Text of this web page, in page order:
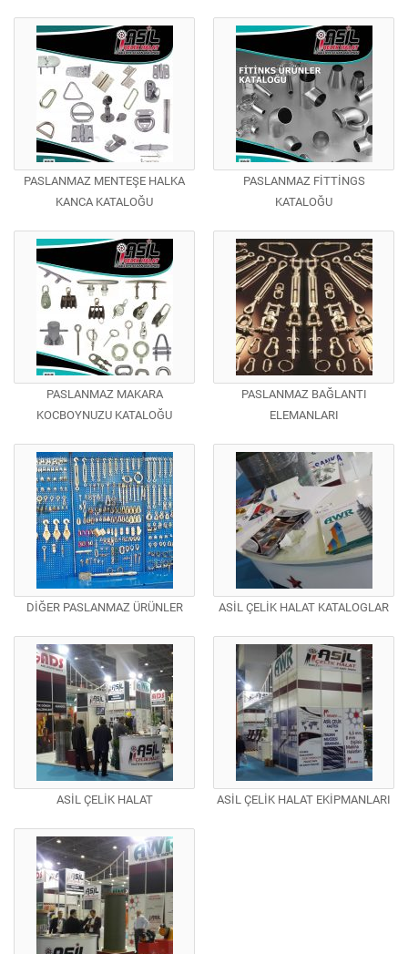
PASLANMAZ MENTEŞE HALKA
KANCA KATALOĞU
PASLANMAZ FİTTİNGS
KATALOĞU
PASLANMAZ MAKARA
KOCBOYNUZU KATALOĞU
PASLANMAZ BAĞLANTI
ELEMANLARI
DİĞER PASLANMAZ ÜRÜNLER ASİL ÇELİK HALAT KATALOGLAR
ASİL ÇELİK HALAT ASİL ÇELİK HALAT EKİPMANLARI